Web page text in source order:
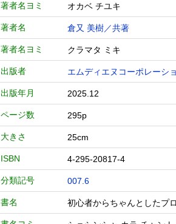
著者名ヨミ オカベ チユキ
著者名 倉又 美樹／共著
著者名ヨミ クラマタ ミキ
出版者 エムディエヌコーポレーシ
出版年月 2025.12
ページ数 295p
大きさ 25cm
ISBN 4-295-20817-4
分類記号 007.6
書名 初心者からちゃんとした